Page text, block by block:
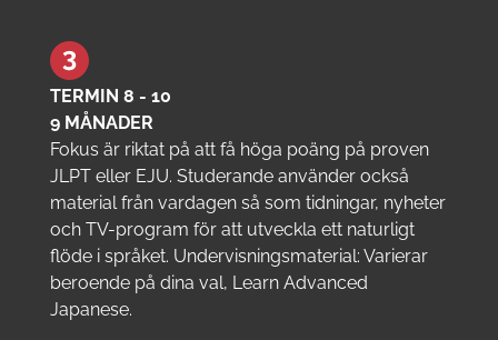
TERMIN 8 - 10
9 MÅNADER
Fokus är riktat på att få höga poäng på proven
JLPT eller EJU. Studerande använder också
material från vardagen så som tidningar, nyheter
och TV-program för att utveckla ett naturligt
flöde i språket. Undervisningsmaterial: Varierar
beroende på dina val, Learn Advanced
Japanese.